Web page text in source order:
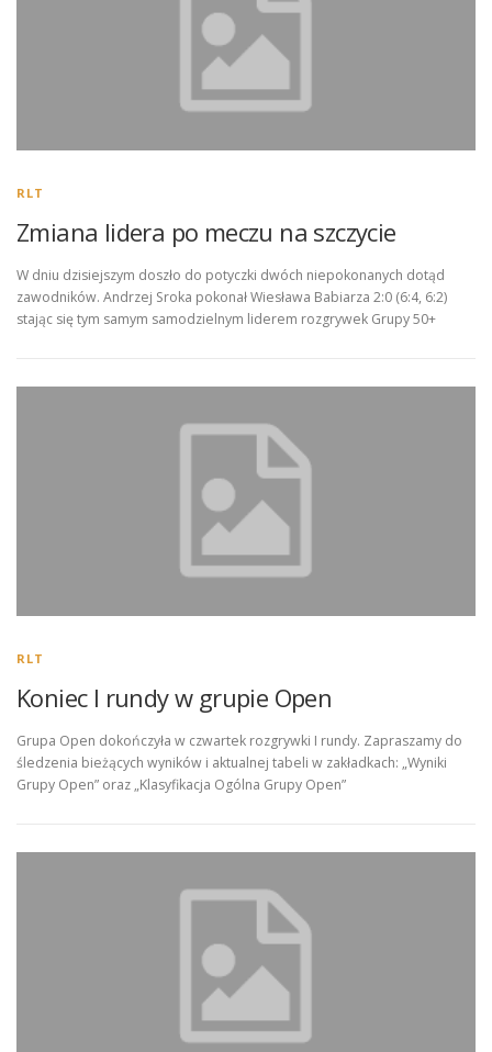
RLT
Zmiana lidera po meczu na szczycie
W dniu dzisiejszym doszło do potyczki dwóch niepokonanych dotąd
zawodników. Andrzej Sroka pokonał Wiesława Babiarza 2:0 (6:4, 6:2)
stając się tym samym samodzielnym liderem rozgrywek Grupy 50+
RLT
Koniec I rundy w grupie Open
Grupa Open dokończyła w czwartek rozgrywki I rundy. Zapraszamy do
śledzenia bieżących wyników i aktualnej tabeli w zakładkach: „Wyniki
Grupy Open” oraz „Klasyfikacja Ogólna Grupy Open”